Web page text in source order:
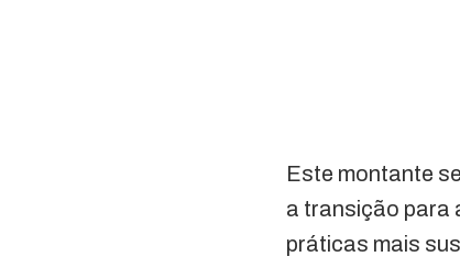
Este montante
a transição para
práticas mais